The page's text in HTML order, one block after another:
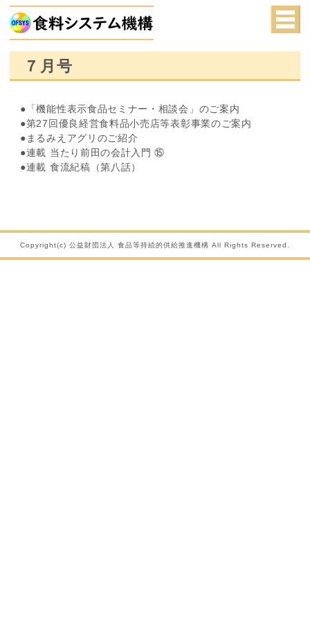
７月号
●「機能性表示食品セミナー・相談会」のご案内
●第27回優良経営食料品小売店等表彰事業のご案内
●まるみえアグリのご紹介
●連載 当たり前田の会計入門 ⑮
●連載 食流紀稿（第八話）
Copyright(c) 公益財団法人 食品等持続的供給推進機構 All Rights Reserved.